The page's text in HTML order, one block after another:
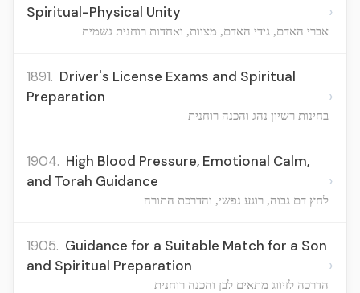
Spiritual-Physical Unity
אברי האדם, גידי האדם, מצוות, ואחדות רוחנית גשמית
›
1891. Driver's License Exams and Spiritual
Preparation
בחינות רשיון נהג והכנה רוחנית
›
1904. High Blood Pressure, Emotional Calm,
and Torah Guidance
לחץ דם גבוה, רוגע נפשי, והדרכת התורה
›
1905. Guidance for a Suitable Match for a Son
and Spiritual Preparation
הדרכה לזיווג מתאים לבן והכנה רוחנית
›